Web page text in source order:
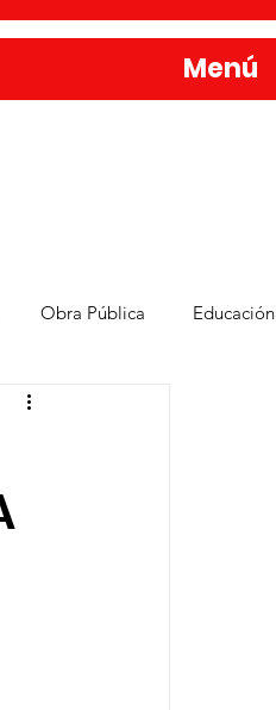
Obra Pública Educación
Bienestar y Desarrollo Social
Menú